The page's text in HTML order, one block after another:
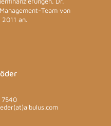
Team von
an.